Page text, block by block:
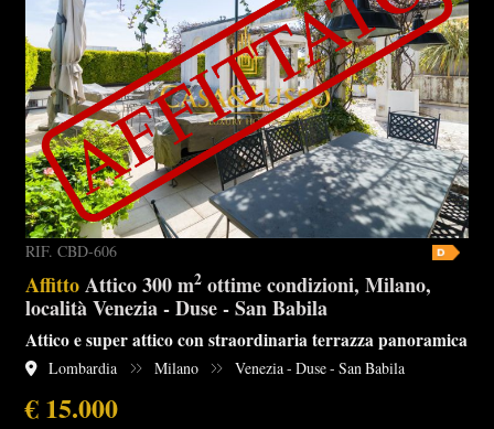
RIF. CBD-606
AffittoAttico 300 m2 ottime condizioni, Milano,
località Venezia - Duse - San Babila
Attico e super attico con straordinaria terrazza panoramica
Lombardia Milano Venezia - Duse - San Babila
€ 15.000